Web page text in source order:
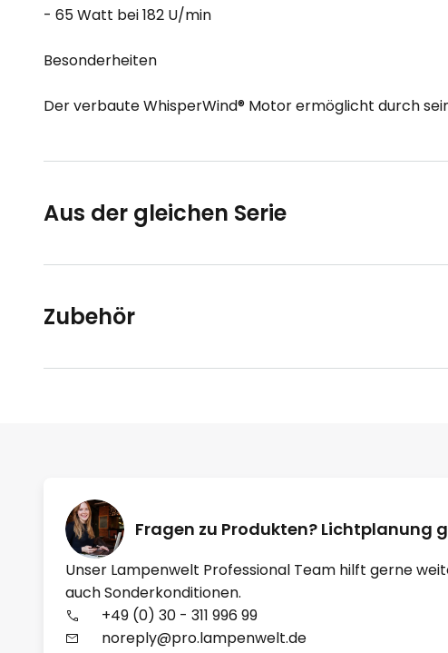
- 65 Watt bei 182 U/min
Besonderheiten
Der verbaute WhisperWind® Motor ermöglicht durch
Aus der gleichen Serie
Zubehör
Fragen zu Produkten? Lichtplanung
Unser Lampenwelt Professional Team hilft gerne
auch Sonderkonditionen.
+49 (0) 30 - 311 996 99
noreply@pro.lampenwelt.de